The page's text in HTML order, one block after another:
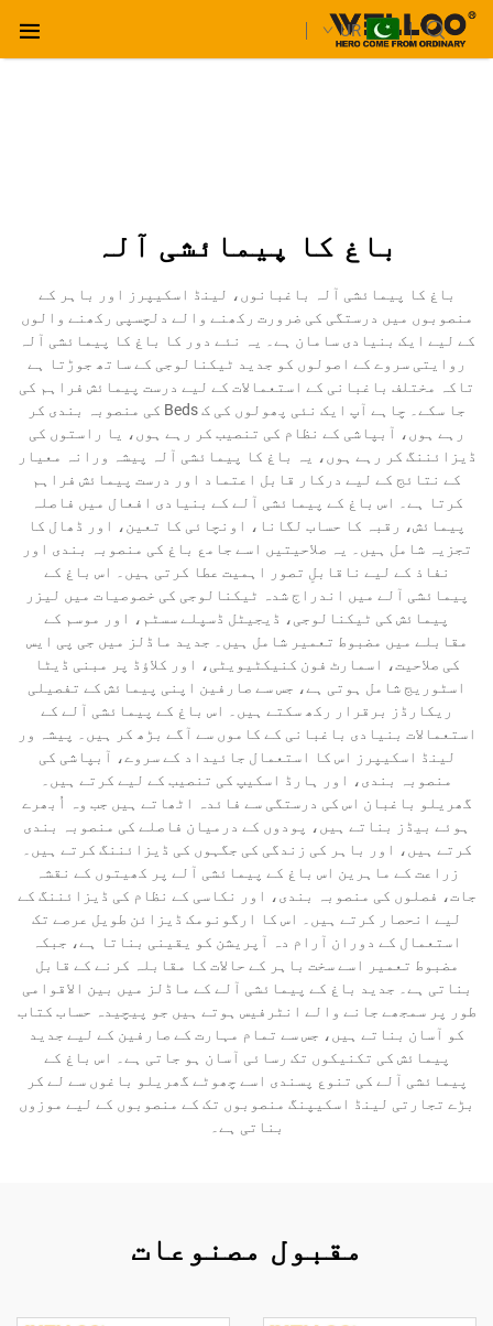
UR
باغ کا پیمائشی آلہ
باغ کا پیمائشی آلہ باغبانوں، لینڈ اسکیپرز اور باہر کے
منصوبوں میں درستگی کی ضرورت رکھنے والے دلچسپی رکھنے والوں
کے لیے ایک بنیادی سامان ہے۔ یہ نئے دور کا باغ کا پیمائشی آلہ
روایتی سروے کے اصولوں کو جدید ٹیکنالوجی کے ساتھ جوڑتا ہے
تاکہ مختلف باغبانی کے استعمالات کے لیے درست پیمائش فراہم کی
جا سکے۔ چاہے آپ ایک نئی پھولوں کی ک Beds کی منصوبہ بندی کر
رہے ہوں، آبپاشی کے نظام کی تنصیب کر رہے ہوں، یا راستوں کی
ڈیزائننگ کر رہے ہوں، یہ باغ کا پیمائشی آلہ پیشہ ورانہ معیار
کے نتائج کے لیے درکار قابل اعتماد اور درست پیمائش فراہم
کرتا ہے۔ اس باغ کے پیمائشی آلے کے بنیادی افعال میں فاصلہ
پیمائش، رقبہ کا حساب لگانا، اونچائی کا تعین، اور ڈھال کا
تجزیہ شامل ہیں۔ یہ صلاحیتیں اسے جامع باغ کی منصوبہ بندی اور
نفاذ کے لیے ناقابلِ تصور اہمیت عطا کرتی ہیں۔ اس باغ کے
پیمائشی آلے میں اندراج شدہ ٹیکنالوجی کی خصوصیات میں لیزر
پیمائش کی ٹیکنالوجی، ڈیجیٹل ڈسپلے سسٹم، اور موسم کے
مقابلے میں مضبوط تعمیر شامل ہیں۔ جدید ماڈلز میں جی پی ایس
کی صلاحیت، اسمارٹ فون کنیکٹیویٹی، اور کلاؤڈ پر مبنی ڈیٹا
اسٹوریج شامل ہوتی ہے، جس سے صارفین اپنی پیمائش کے تفصیلی
ریکارڈز برقرار رکھ سکتے ہیں۔ اس باغ کے پیمائشی آلے کے
استعمالات بنیادی باغبانی کے کاموں سے آگے بڑھ کر ہیں۔ پیشہ ور
لینڈ اسکیپرز اس کا استعمال جائیداد کے سروے، آبپاشی کی
منصوبہ بندی، اور ہارڈ اسکیپ کی تنصیب کے لیے کرتے ہیں۔
گھریلو باغبان اس کی درستگی سے فائدہ اٹھاتے ہیں جب وہ اُبھرے
ہوئے بیڈز بناتے ہیں، پودوں کے درمیان فاصلے کی منصوبہ بندی
کرتے ہیں، اور باہر کی زندگی کی جگہوں کی ڈیزائننگ کرتے ہیں۔
زراعت کے ماہرین اس باغ کے پیمائشی آلے پر کھیتوں کے نقشہ
جات، فصلوں کی منصوبہ بندی، اور نکاسی کے نظام کی ڈیزائننگ کے
لیے انحصار کرتے ہیں۔ اس کا ارگونومک ڈیزائن طویل عرصے تک
استعمال کے دوران آرام دہ آپریشن کو یقینی بناتا ہے، جبکہ
مضبوط تعمیر اسے سخت باہر کے حالات کا مقابلہ کرنے کے قابل
بناتی ہے۔ جدید باغ کے پیمائشی آلے کے ماڈلز میں بین الاقوامی
طور پر سمجھے جانے والے انٹرفیس ہوتے ہیں جو پیچیدہ حساب کتاب
کو آسان بناتے ہیں، جس سے تمام مہارت کے صارفین کے لیے جدید
پیمائش کی تکنیکوں تک رسائی آسان ہو جاتی ہے۔ اس باغ کے
پیمائشی آلے کی تنوع پسندی اسے چھوٹے گھریلو باغوں سے لے کر
بڑے تجارتی لینڈ اسکیپنگ منصوبوں تک کے منصوبوں کے لیے موزوں
بناتی ہے۔
مقبول مصنوعات